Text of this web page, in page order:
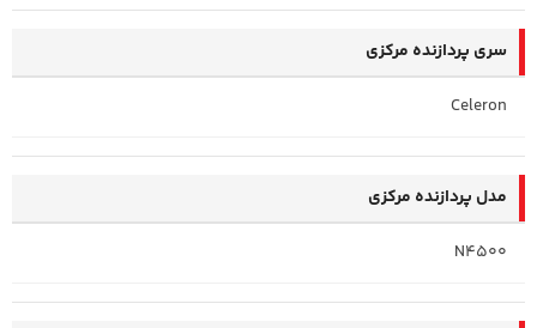
سری پردازنده مرکزی
Celeron
مدل پردازنده مرکزی
N4500